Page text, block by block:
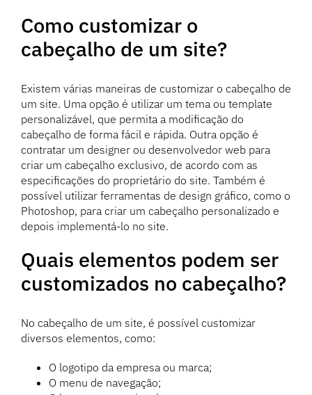
Como customizar o
cabeçalho de um site?
Existem várias maneiras de customizar o cabeçalho de
um site. Uma opção é utilizar um tema ou template
personalizável, que permita a modificação do
cabeçalho de forma fácil e rápida. Outra opção é
contratar um designer ou desenvolvedor web para
criar um cabeçalho exclusivo, de acordo com as
especificações do proprietário do site. Também é
possível utilizar ferramentas de design gráfico, como o
Photoshop, para criar um cabeçalho personalizado e
depois implementá-lo no site.
Quais elementos podem ser
customizados no cabeçalho?
No cabeçalho de um site, é possível customizar
diversos elementos, como:
O logotipo da empresa ou marca;
O menu de navegação;